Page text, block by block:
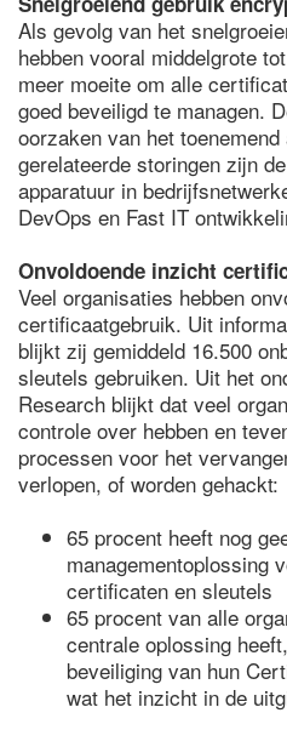
Als gevolg van het
hebben vooral middelgrote
meer moeite om alle
goed beveiligd te managen.
oorzaken van het
gerelateerde storingen zijn
apparatuur in
DevOps en Fast IT
Onvoldoende inzicht
Veel organisaties hebben
certificaatgebruik. Uit
blijkt zij gemiddeld 16.500
sleutels gebruiken. Uit het
Research blijkt dat veel
controle over hebben en
processen voor het
verlopen, of worden gehackt:
65 procent heeft nog
managementoplossing
certificaten en sleutels
65 procent van alle
centrale oplossing
beveiliging van hun
wat het inzicht in de